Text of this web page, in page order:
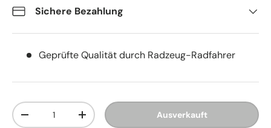
Sichere Bezahlung
Geprüfte Qualität durch Radzeug-Radfahrer
Anzahl
Menge verringernMenge erhöhen Ausverkauft